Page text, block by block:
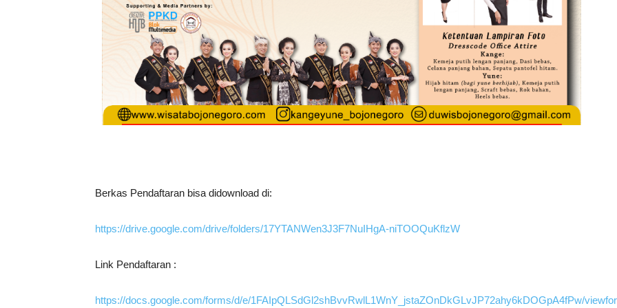
Berkas Pendaftaran bisa didownload di:
https://drive.google.com/drive/folders/17YTANWen3J3F7NuIHgA-niTOOQuKflzW
Link Pendaftaran :
https://docs.google.com/forms/d/e/1FAIpQLSdGl2shBvvRwlL1WnY_jstaZOnDkGLvJP72ahy6kDOGpA4fPw/